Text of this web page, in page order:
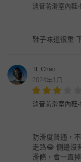
消音防滑室內鞋
鞋子味道很重
TL Chao
2024年1月
消音防滑室內鞋
防滑度普通，
走路😂 側邊沒
滑條，會一直